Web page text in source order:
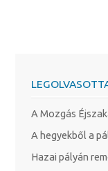
A Mozgás
A hegyekből a
Hazai pályán